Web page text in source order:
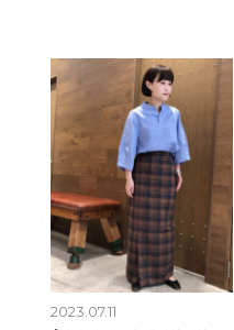
2023.07.11